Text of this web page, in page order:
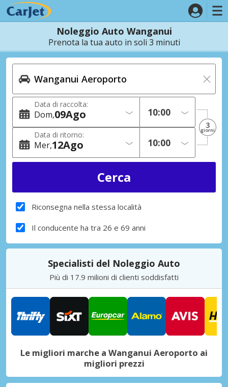
Noleggio Auto Wanganui
Prenota la tua auto in soli 3 minuti
Data di raccolta:
Dom 09Ago
Data di ritorno:
Mer 12Ago
3
giorni
Riconsegna nella stessa località
Il conducente ha tra 26 e 69 anni
Specialisti del Noleggio Auto
Più di 17.9 milioni di clienti soddisfatti
Le migliori marche a Wanganui Aeroporto ai
migliori prezzi